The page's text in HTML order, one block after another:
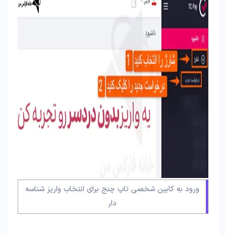
ورود به کابین شخصی تاپ چنج برای انتخاب واریز شناسه
دار